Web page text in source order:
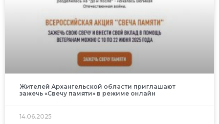
Жителей Архангельской области приглашают
зажечь «Свечу памяти» в режиме онлайн
14.06.2025